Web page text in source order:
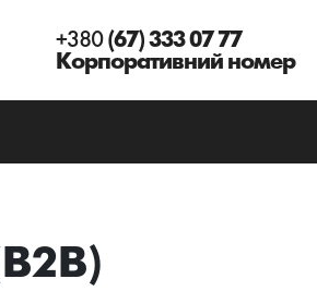
+380(67) 333 07 77
Корпоративний номер